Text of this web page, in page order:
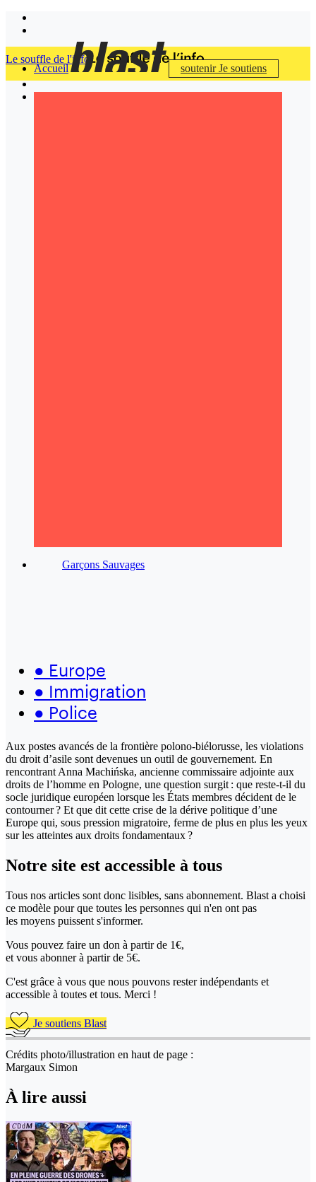
Accueil soutenirJe soutiens
Le souffle de l'info
Garçons Sauvages
● Europe
● Immigration
● Police
Aux postes avancés de la frontière polono-biélorusse, les violations
du droit d’asile sont devenues un outil de gouvernement. En
rencontrant Anna Machińska, ancienne commissaire adjointe aux
droits de l’homme en Pologne, une question surgit : que reste-t-il du
socle juridique européen lorsque les États membres décident de le
contourner ? Et que dit cette crise de la dérive politique d’une
Europe qui, sous pression migratoire, ferme de plus en plus les yeux
sur les atteintes aux droits fondamentaux ?
Notre site est accessible à tous
Tous nos articles sont donc lisibles, sans abonnement. Blast a choisi
ce modèle pour que toutes les personnes qui n'en ont pas
les moyens puissent s'informer.
Vous pouvez faire un don à partir de 1€,
et vous abonner à partir de 5€.
C'est grâce à vous que nous pouvons rester indépendants et
accessible à toutes et tous. Merci !
Je soutiens Blast
Crédits photo/illustration en haut de page :
Margaux Simon
À lire aussi